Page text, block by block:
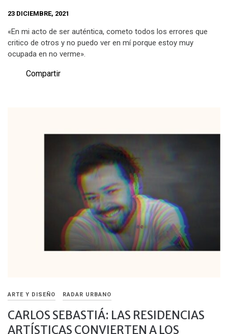
23 DICIEMBRE, 2021
«En mi acto de ser auténtica, cometo todos los errores que
critico de otros y no puedo ver en mí porque estoy muy
ocupada en no verme».
Compartir
ARTE Y DISEÑO RADAR URBANO
CARLOS SEBASTIÁ: LAS RESIDENCIAS
ARTÍSTICAS CONVIERTEN A LOS